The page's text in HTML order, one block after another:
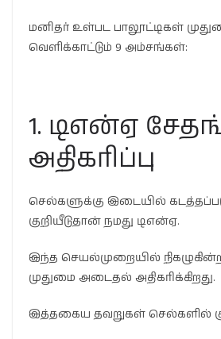
மனிதர் உள்பட பாலூட்டிகள்
வெளிக்காட்டும் 9 அம்சங்கள்:
1. டிஎன்ஏ
அதிகரிப்பு
செல்களுக்கு இடையில்
குறியீடுதான் நமது டிஎன்ஏ.
இந்த செயல்முறையில்
முதுமை அடைதல் அதிகரிக்கிறது.
இத்தகைய தவறுகள் செல்களில்